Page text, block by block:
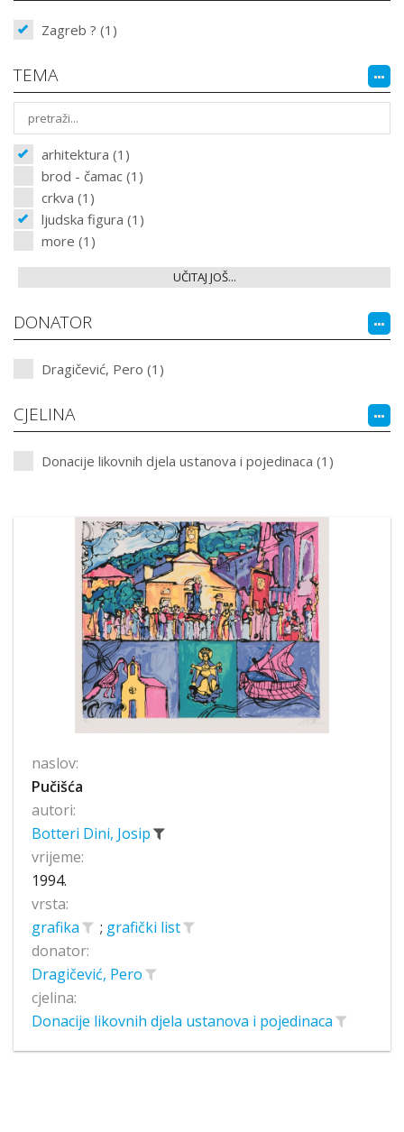
Zagreb ? (1)
TEMA
arhitektura (1)
brod - čamac (1)
crkva (1)
ljudska figura (1)
more (1)
UČITAJ JOŠ...
DONATOR
Dragičević, Pero (1)
CJELINA
Donacije likovnih djela ustanova i pojedinaca (1)
naslov:
Pučišća
autori:
Botteri Dini, Josip
vrijeme:
1994.
vrsta:
grafika
; grafički list
donator:
Dragičević, Pero
cjelina:
Donacije likovnih djela ustanova i pojedinaca